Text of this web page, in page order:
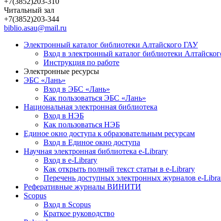
Читальный зал
+7(3852)203-344
biblio.asau@mail.ru
Электронный каталог библиотеки Алтайского ГАУ
Вход в электронный каталог библиотеки
Инструкция по работе
Электронные ресурсы
ЭБС «Лань»
Вход в ЭБС «Лань»
Как пользоваться ЭБС «Лань»
Национальная электронная библиотека
Вход в НЭБ
Как пользоваться НЭБ
Единое окно доступа к образовательным ресурсам
Вход в Единое окно доступа
Научная электронная библиотека e-Library
Вход в e-Library
Как открыть полный текст статьи в e-Library
Перечень доступных электронных журналов e-
Реферативные журналы ВИНИТИ
Scopus
Вход в Scopus
Краткое руководство